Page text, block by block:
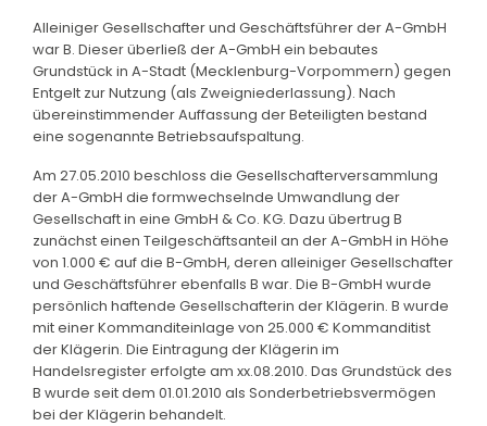
Alleiniger Gesellschafter und Geschäftsführer der A-GmbH
war B. Dieser überließ der A-GmbH ein bebautes
Grundstück in A-Stadt (Mecklenburg-Vorpommern) gegen
Entgelt zur Nutzung (als Zweigniederlassung). Nach
übereinstimmender Auffassung der Beteiligten bestand
eine sogenannte Betriebsaufspaltung.
Am 27.05.2010 beschloss die Gesellschafterversammlung
der A-GmbH die formwechselnde Umwandlung der
Gesellschaft in eine GmbH & Co. KG. Dazu übertrug B
zunächst einen Teilgeschäftsanteil an der A-GmbH in Höhe
von 1.000 € auf die B-GmbH, deren alleiniger Gesellschafter
und Geschäftsführer ebenfalls B war. Die B-GmbH wurde
persönlich haftende Gesellschafterin der Klägerin. B wurde
mit einer Kommanditeinlage von 25.000 € Kommanditist
der Klägerin. Die Eintragung der Klägerin im
Handelsregister erfolgte am xx.08.2010. Das Grundstück des
B wurde seit dem 01.01.2010 als Sonderbetriebsvermögen
bei der Klägerin behandelt.